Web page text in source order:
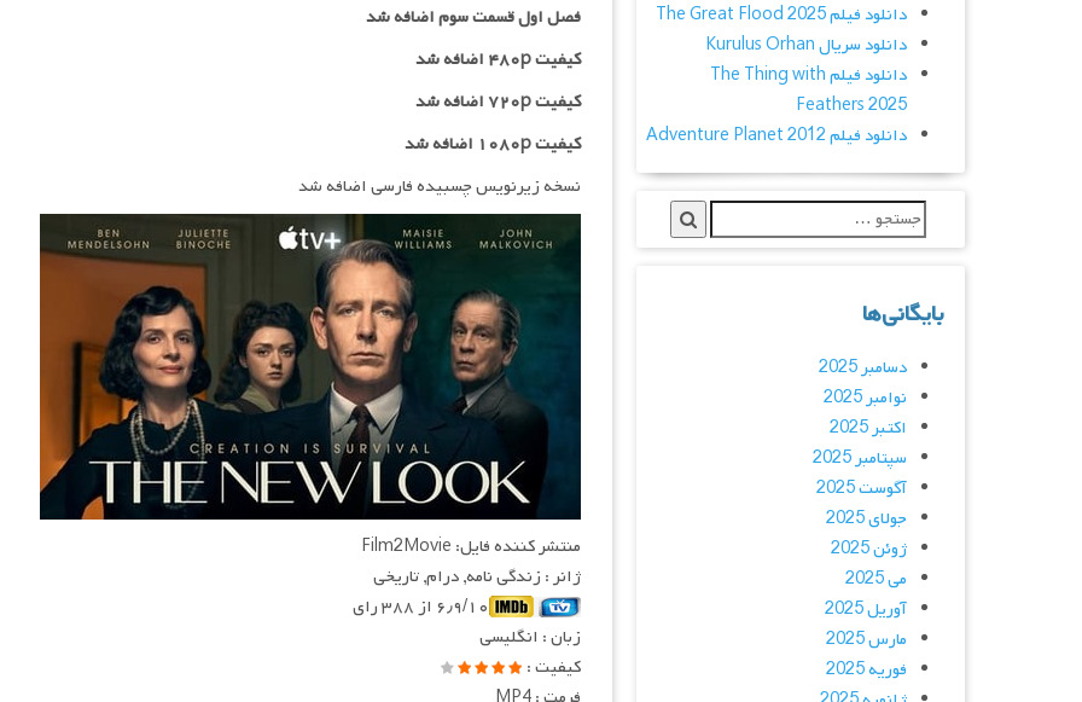
فصل اول قسمت سوم اضافه شد
کیفیت ۴۸۰p اضافه شد
کیفیت ۷۲۰p
اضافه شد
کیفیت ۱۰۸۰p اضافه شد
نسخه زیرنویس چسبیده فارسی اضافه شد
منتشر کننده فایل: Film2Movie
ژانر : زندگی نامه, درام, تاریخی
۶٫۹/۱۰ از ۳۸۸ رای
زبان : انگلیسی
کیفیت :
دانلود فیلم The Great Flood 2025
دانلود سریال Kurulus Orhan
دانلود فیلم The Thing with
Feathers 2025
دانلود فیلم Adventure Planet 2012
بایگانی‌ها
دسامبر 2025
نوامبر 2025
اکتبر 2025
سپتامبر 2025
آگوست 2025
جولای 2025
ژوئن 2025
می 2025
آوریل 2025
مارس 2025
فوریه 2025